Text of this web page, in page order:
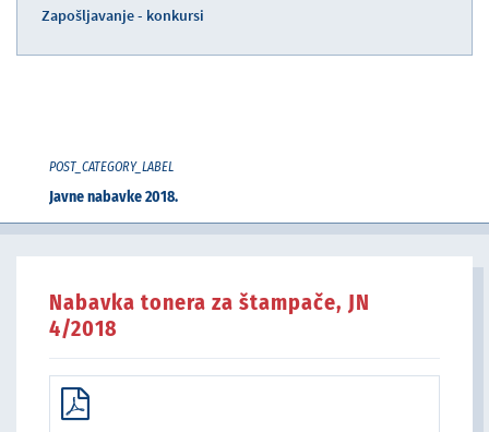
Zapošljavanje - konkursi
POST_CATEGORY_LABEL
Javne nabavke 2018.
Nabavka tonera za štampače, JN
4/2018